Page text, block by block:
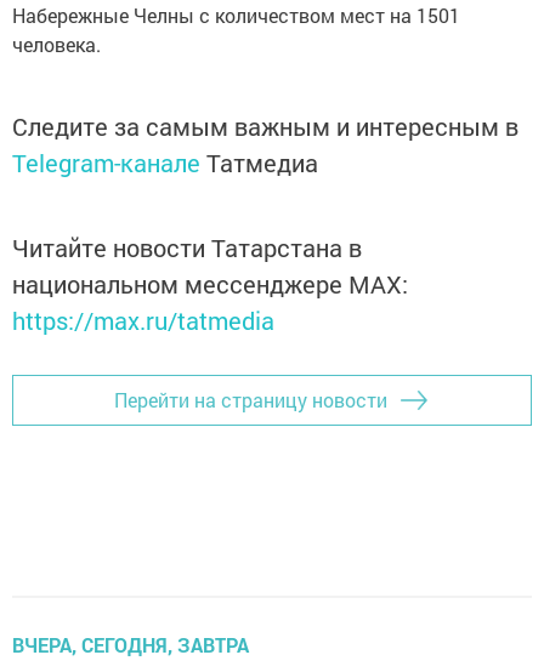
Набережные Челны с количеством мест на 1501
человека.
Следите за самым важным и интересным в
Telegram-канале Татмедиа
Читайте новости Татарстана в
национальном мессенджере MАХ:
https://max.ru/tatmedia
Перейти на страницу новости
ВЧЕРА, СЕГОДНЯ, ЗАВТРА